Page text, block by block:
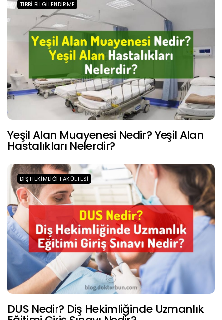
TIBBI BILGILENDIRME
Yeşil Alan Muayenesi Nedir? Yeşil Alan
Hastalıkları Nelerdir?
DIŞ HEKIMLIĞI FAKÜLTESI
DUS Nedir? Diş Hekimliğinde Uzmanlık